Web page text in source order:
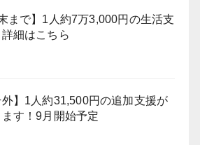
まで】1人約7万3,000円の生活支
細はこちら
外】1人約31,500円の追加支援が
す！9月開始予定